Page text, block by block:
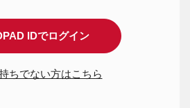
IDでログイン
ちでない方はこちら